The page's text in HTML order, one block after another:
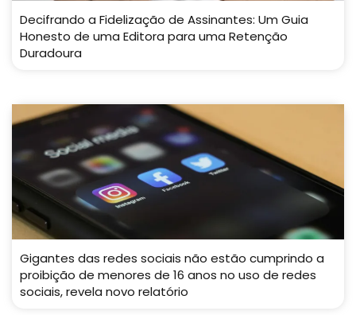
Decifrando a Fidelização de Assinantes: Um Guia
Honesto de uma Editora para uma Retenção
Duradoura
Gigantes das redes sociais não estão cumprindo a
proibição de menores de 16 anos no uso de redes
sociais, revela novo relatório